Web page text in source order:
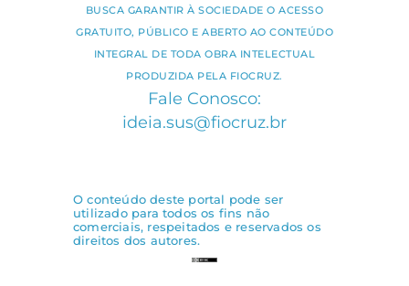
BUSCA GARANTIR À SOCIEDADE O ACESSO
GRATUITO, PÚBLICO E ABERTO AO CONTEÚDO
INTEGRAL DE TODA OBRA INTELECTUAL
PRODUZIDA PELA FIOCRUZ.
Fale Conosco:
ideia.sus@fiocruz.br
O conteúdo deste portal pode ser
utilizado para todos os fins não
comerciais, respeitados e reservados os
direitos dos autores.